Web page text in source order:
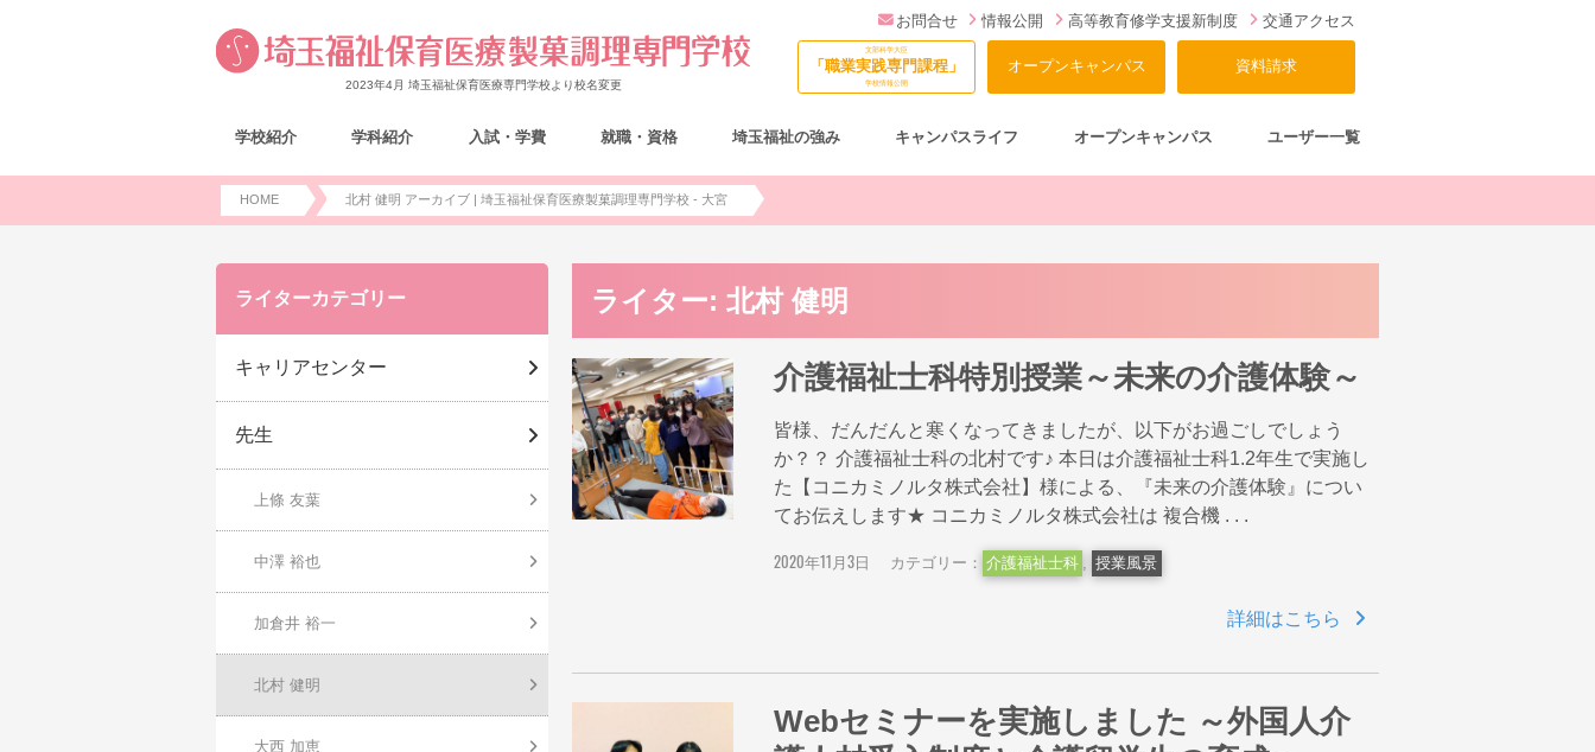
2023年4月 埼玉福祉保育医療専門学校より校名変更
お問合せ 情報公開 高等教育修学支援新制度 交通アクセス
文部科学大臣
「職業実践専門課程」
学校情報公開
オープンキャンパス 資料請求
学校紹介 学科紹介 入試・学費 就職・資格 埼玉福祉の強み キャンパスライフ オープンキャンパス ユーザー一覧
HOME 北村 健明 アーカイブ | 埼玉福祉保育医療製菓調理専門学校 - 大宮
ライター: 北村 健明
介護福祉士科特別授業～未来の介護体験～
皆様、だんだんと寒くなってきましたが、以下がお過ごしでしょう
か？？ 介護福祉士科の北村です♪ 本日は介護福祉士科1.2年生で実施し
た【コニカミノルタ株式会社】様による、『未来の介護体験』につい
てお伝えします★ コニカミノルタ株式会社は 複合機 . . .
2020年11月3日 カテゴリー： 介護福祉士科 授業風景
詳細はこちら
Webセミナーを実施しました ～外国人介
ライターカテゴリー
キャリアセンター
先生
上條 友葉
中澤 裕也
加倉井 裕一
北村 健明
大西 加恵